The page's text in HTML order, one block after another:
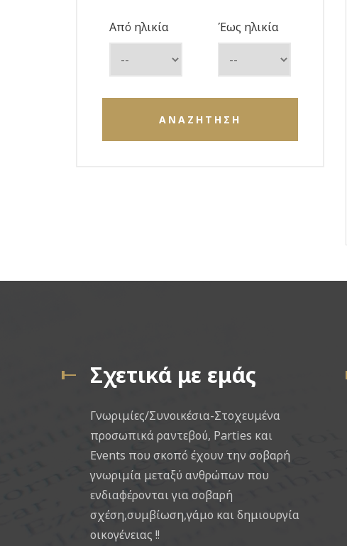
Από ηλικία Έως ηλικία
ΑΝΑΖΗΤΗΣΗ
Σχετικά με εμάς
Γνωριμίες/Συνοικέσια-Στοχευμένα
προσωπικά ραντεβού, Parties και
Events που σκοπό έχουν την σοβαρή
γνωριμία μεταξύ ανθρώπων που
ενδιαφέρονται για σοβαρή
σχέση,συμβίωση,γάμο και δημιουργία
οικογένειας !!